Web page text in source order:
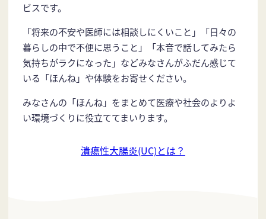
ビスです。
「将来の不安や医師には相談しにくいこと」「日々の
暮らしの中で不便に思うこと」「本音で話してみたら
気持ちがラクになった」などみなさんがふだん感じて
いる「ほんね」や体験をお寄せください。
みなさんの「ほんね」をまとめて医療や社会のよりよ
い環境づくりに役立ててまいります。
潰瘍性大腸炎(UC)とは？